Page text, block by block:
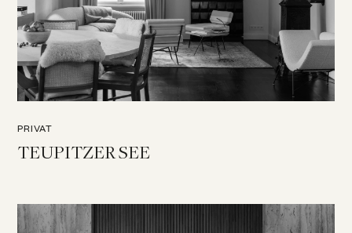
PRIVAT
TEUPITZER SEE